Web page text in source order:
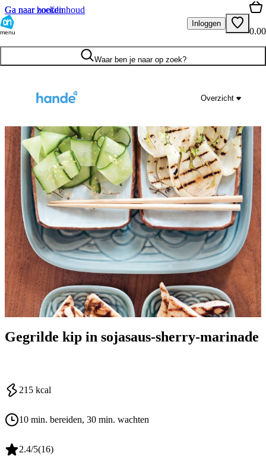
Ga naar hoofdinhoud
Ga naar zoeken
menu
Inloggen
0.00
Waar ben je naar op zoek?
Overzicht
Gegrilde kip in sojasaus-sherry-marinade
215 kcal
10 min. bereiden, 30 min. wachten
2.4/5(16)